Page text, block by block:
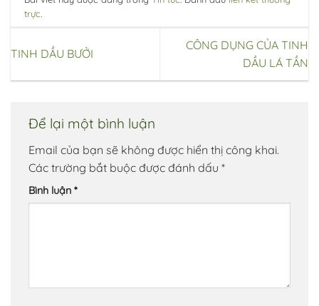
trực
TINH DẦU BƯỞI
CÔNG DỤNG CỦA TINH
DẦU LÁ TẦN
Để lại một bình luận
Email của bạn sẽ không được hiển thị công khai.
Các trường bắt buộc được đánh dấu *
Bình luận *